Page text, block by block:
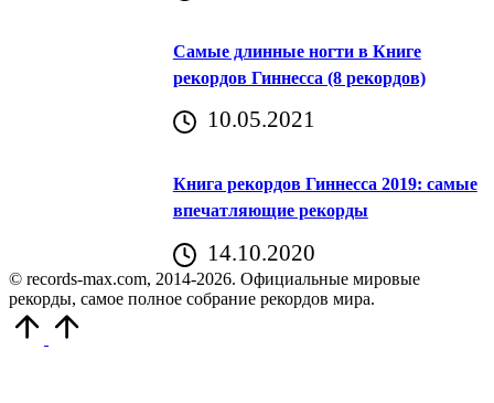
Самые длинные ногти в Книге
рекордов Гиннесса (8 рекордов)
10.05.2021
Книга рекордов Гиннесса 2019: самые
впечатляющие рекорды
14.10.2020
© records-max.com, 2014-2026. Официальные мировые
рекорды, самое полное собрание рекордов мира.